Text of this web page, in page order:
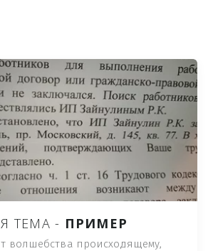
ТЕМА - ПРИМЕР
волшебства происходящему,